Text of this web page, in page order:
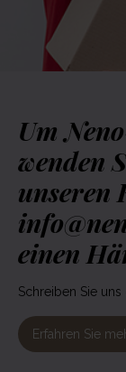
Um
wenden
unseren
einen
Schreiben Sie
Erfahren Sie